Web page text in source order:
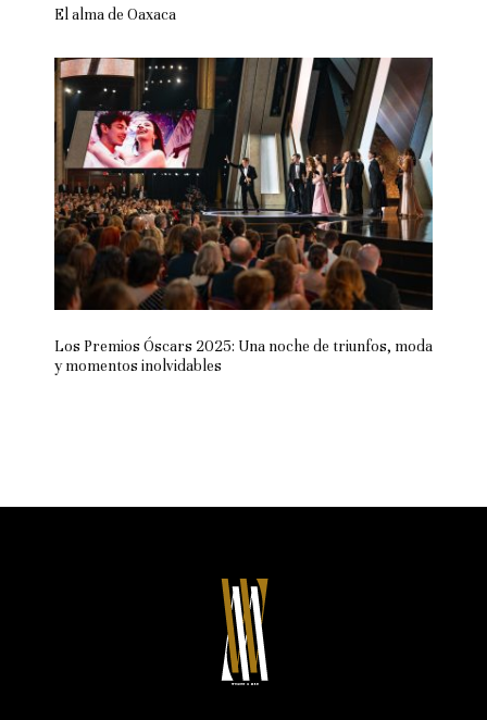
El alma de Oaxaca
Los Premios Óscars 2025: Una noche de triunfos, moda
y momentos inolvidables